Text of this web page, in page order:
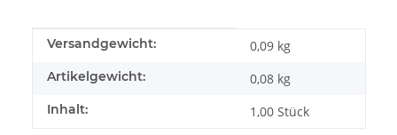
Produkteigenschaft
Wert
Versandgewicht: 0,09 kg
Artikelgewicht: 0,08 kg
Inhalt: 1,00 Stück